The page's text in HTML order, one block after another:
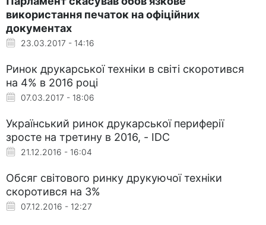
використання печаток на офіційних
документах
23.03.2017 - 14:16
Ринок друкарської техніки в світі скоротився
на 4% в 2016 році
07.03.2017 - 18:06
Український ринок друкарської периферії
зросте на третину в 2016, - IDC
21.12.2016 - 16:04
Обсяг світового ринку друкуючої техніки
скоротився на 3%
07.12.2016 - 12:27